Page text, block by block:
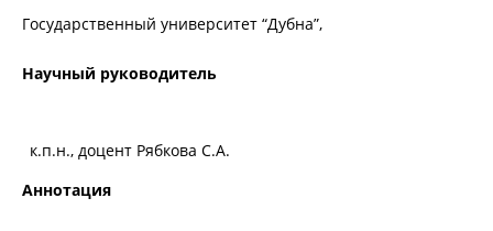
Государственный университет “Дубна”,
Научный руководитель
к.п.н., доцент Рябкова С.А.
Аннотация